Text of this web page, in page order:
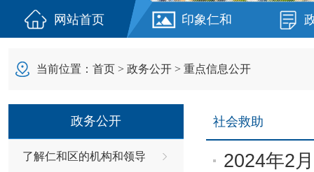
网站首页 印象仁和
当前位置： 首页 > 政务公开 > 重点信息公开
政务公开
了解仁和区的机构和领导
社会救助
2024年2